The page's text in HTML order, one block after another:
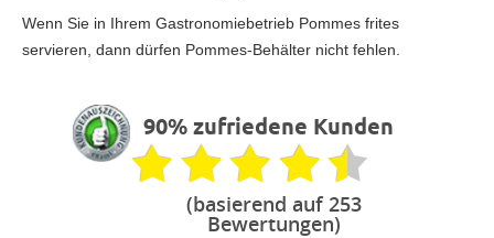
Wenn Sie in Ihrem Gastronomiebetrieb Pommes frites
servieren, dann dürfen Pommes-Behälter nicht fehlen.
90% zufriedene Kunden
(basierend auf 253
Bewertungen)